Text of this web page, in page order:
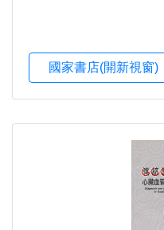
國家書店(開新視窗)